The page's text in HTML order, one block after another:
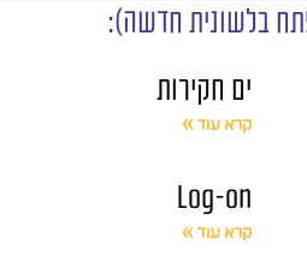
בלשונית חדשה):
ים חקירות
קרא עוד »
Log-on
קרא עוד »